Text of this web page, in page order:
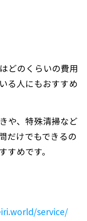
どのくらいの費用
る人にもおすすめ
や、特殊清掃など
だけでもできるの
めです。
service/